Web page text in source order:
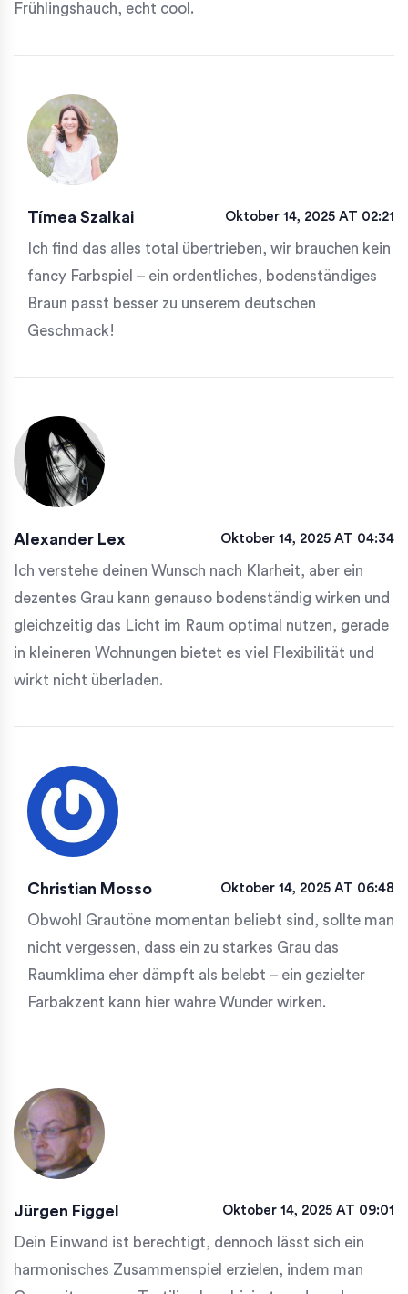
Frühlingshauch, echt cool.
Tímea Szalkai Oktober 14, 2025 AT 02:21
Ich find das alles total übertrieben, wir brauchen kein
fancy Farbspiel – ein ordentliches, bodenständiges
Braun passt besser zu unserem deutschen
Geschmack!
Alexander Lex Oktober 14, 2025 AT 04:34
Ich verstehe deinen Wunsch nach Klarheit, aber ein
dezentes Grau kann genauso bodenständig wirken und
gleichzeitig das Licht im Raum optimal nutzen, gerade
in kleineren Wohnungen bietet es viel Flexibilität und
wirkt nicht überladen.
Christian Mosso Oktober 14, 2025 AT 06:48
Obwohl Grautöne momentan beliebt sind, sollte man
nicht vergessen, dass ein zu starkes Grau das
Raumklima eher dämpft als belebt – ein gezielter
Farbakzent kann hier wahre Wunder wirken.
Jürgen Figgel Oktober 14, 2025 AT 09:01
Dein Einwand ist berechtigt, dennoch lässt sich ein
harmonisches Zusammenspiel erzielen, indem man